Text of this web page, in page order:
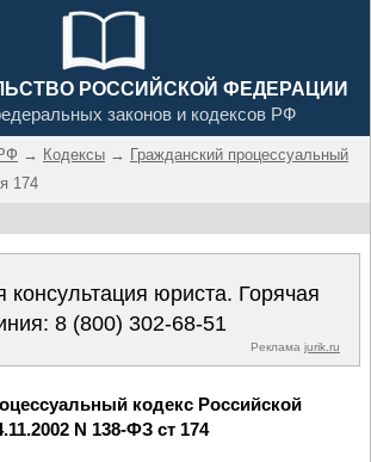
РОССИЙСКОЙ ФЕДЕРАЦИИ
законов и кодексов РФ
→ Кодексы → Гражданский процессуальный
174
консультация юриста. Горячая
8 (800) 302-68-51
Реклама jurik.ru
кодекс Российской
N 138-ФЗ ст 174